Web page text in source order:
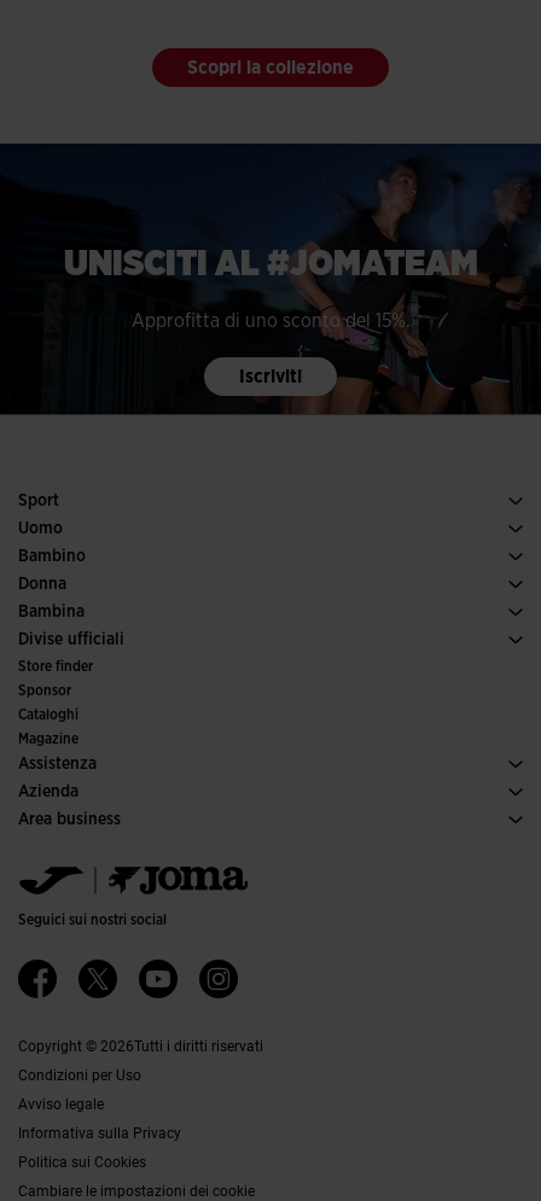
Scopri la collezione
UNISCITI AL #JOMATEAM
Approfitta di uno sconto del 15%.
Iscriviti
Sport
Tennis
Calcio
Running
Trail running
Uomo
Scarpe uomo
Sport
Bambino
Vedi tutto abbigliamento bambino
Donna
Abbigliamento donna
Sport
Bambina
Vedi tutto abbigliamento bambina
Divise ufficiali
Calcio
Calcio a 5
Comitati e federazioni
Edizioni speciali
Store finder
Sponsor
Cataloghi
Magazine
Assistenza
Condizioni per gli acquisti
Trasporti e consegna
FAQs
Azienda
Storia
Canale etico
Responsabilità aziendale
Lavora con noi
Canale Etico
Area business
Jomanet
Area Marketing
Contatti
Seguici sui nostri social
Copyright © 2026Tutti i diritti riservati
Condizioni per Uso
Avviso legale
Informativa sulla Privacy
Politica sui Cookies
Cambiare le impostazioni dei cookie